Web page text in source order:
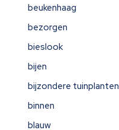
beukenhaag
bezorgen
bieslook
bijen
bijzondere tuinplanten
binnen
blauw